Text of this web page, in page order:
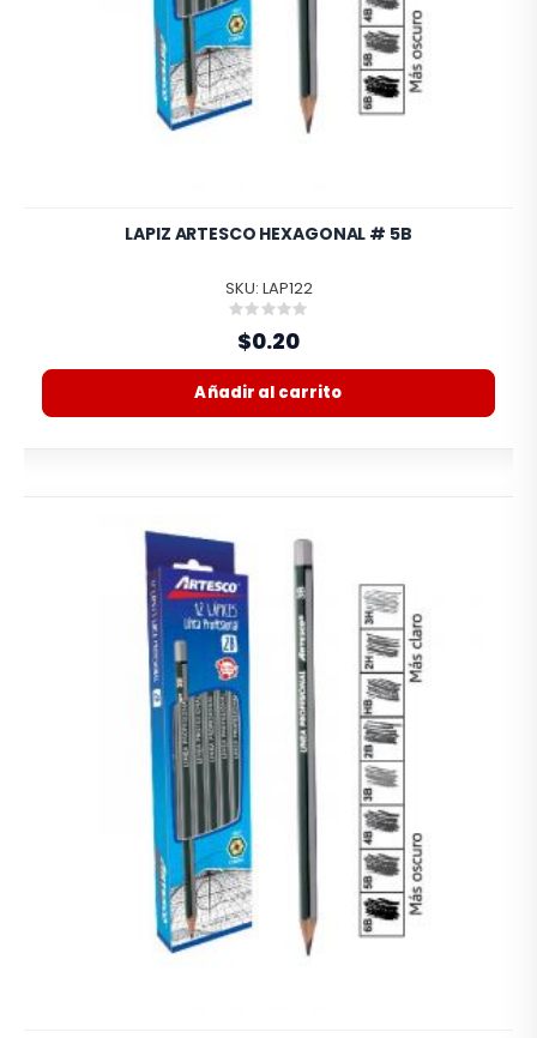
LAPIZ ARTESCO HEXAGONAL # 5B
SKU: LAP122
Rating:
0%
$0.20
Añadir al carrito